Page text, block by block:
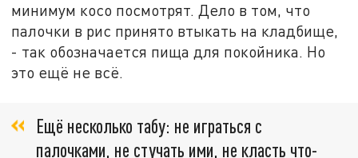
минимум косо посмотрят. Дело в том, что
палочки в рис принято втыкать на кладбище,
- так обозначается пища для покойника. Но
это ещё не всё.
Ещё несколько табу: не играться с
палочками, не стучать ими, не класть что-